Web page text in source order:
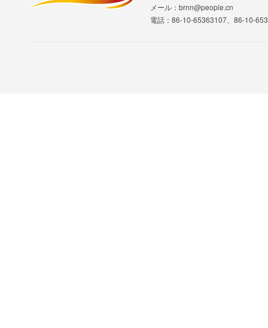
メール：brnn@people.cn
電話：86-10-65363107、86-10-